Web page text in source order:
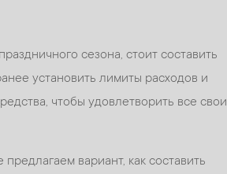
сезона, стоит составить
установить лимиты расходов и
чтобы удовлетворить все свои
вариант, как составить